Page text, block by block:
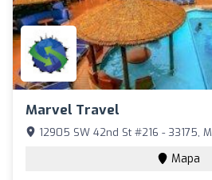
Marvel Travel
12905 SW 42nd St #216 - 33175,
Mapa